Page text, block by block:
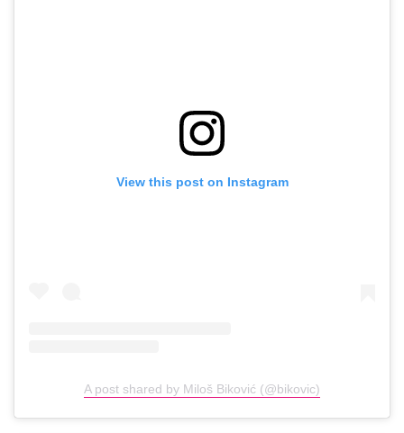
View this post on Instagram
A post shared by Miloš Biković (@bikovic)